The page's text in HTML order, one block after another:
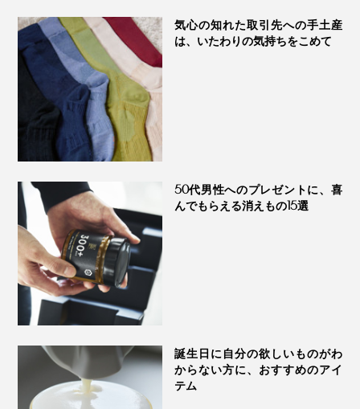
気心の知れた取引先への手土産
は、いたわりの気持ちをこめて
50代男性へのプレゼントに、喜
んでもらえる消えもの15選
誕生日に自分の欲しいものがわ
からない方に、おすすめのアイ
テム